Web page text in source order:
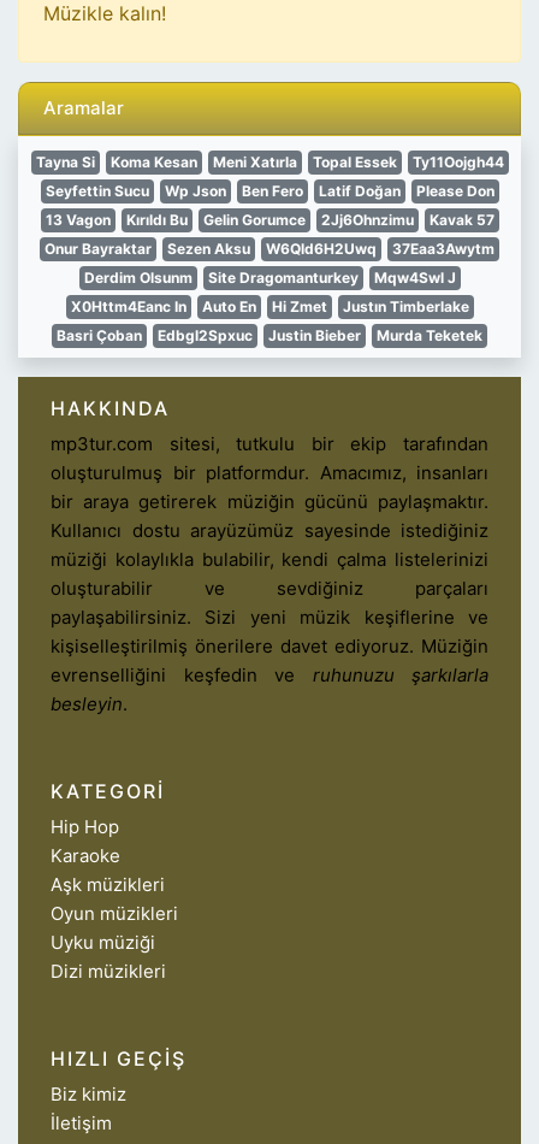
Müzikle kalın!
Aramalar
Tayna Si Koma Kesan Meni Xatırla Topal Essek
Ty11Oojgh44
Seyfettin Sucu
Wp Json Ben Fero Latif Doğan
Please Don
13 Vagon
Kırıldı Bu Gelin Gorumce 2Jj6Ohnzimu
Kavak 57
Onur Bayraktar
Sezen Aksu W6Qld6H2Uwq
37Eaa3Awytm
Derdim Olsunm
Site Dragomanturkey
Mqw4Swl J
X0Httm4Eanc In
Auto En Hi Zmet
Justın Timberlake
Basri Çoban
Edbgl2Spxuc Justin Bieber Murda Teketek
HAKKINDA
mp3tur.com sitesi, tutkulu bir ekip tarafından
oluşturulmuş bir platformdur. Amacımız, insanları
bir araya getirerek müziğin gücünü paylaşmaktır.
Kullanıcı dostu arayüzümüz sayesinde istediğiniz
müziği kolaylıkla bulabilir, kendi çalma listelerinizi
oluşturabilir ve sevdiğiniz parçaları
paylaşabilirsiniz. Sizi yeni müzik keşiflerine ve
kişiselleştirilmiş önerilere davet ediyoruz. Müziğin
evrenselliğini keşfedin ve ruhunuzu şarkılarla
besleyin.
KATEGORI
Hip Hop
Karaoke
Aşk müzikleri
Oyun müzikleri
Uyku müziği
Dizi müzikleri
HIZLI GEÇIŞ
Biz kimiz
İletişim